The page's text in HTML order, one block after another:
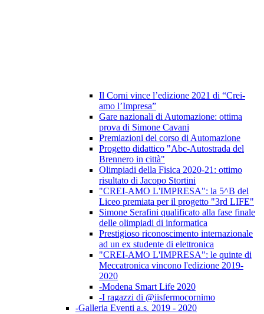
Il Corni vince l’edizione 2021 di “Crei-
amo l’Impresa”
Gare nazionali di Automazione: ottima
prova di Simone Cavani
Premiazioni del corso di Automazione
Progetto didattico "Abc-Autostrada del
Brennero in città"
Olimpiadi della Fisica 2020-21: ottimo
risultato di Jacopo Stortini
"CREI-AMO L'IMPRESA": la 5^B del
Liceo premiata per il progetto "3rd LIFE"
Simone Serafini qualificato alla fase finale
delle olimpiadi di informatica
Prestigioso riconoscimento internazionale
ad un ex studente di elettronica
"CREI-AMO L'IMPRESA": le quinte di
Meccatronica vincono l'edizione 2019-
2020
-Modena Smart Life 2020
-I ragazzi di @iisfermocornimo
-Galleria Eventi a.s. 2019 - 2020